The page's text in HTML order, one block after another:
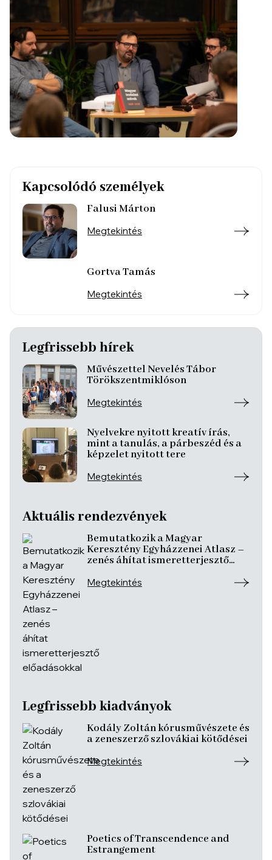
Kapcsolódó személyek
Falusi Márton
Megtekintés
Gortva Tamás
Megtekintés
Legfrissebb hírek
Művészettel Nevelés Tábor
Törökszentmiklóson
Megtekintés
Nyelvekre nyitott kreatív írás,
mint a tanulás, a párbeszéd és a
képzelet nyitott tere
Megtekintés
Aktuális rendezvények
Bemutatkozik a Magyar
Keresztény Egyházzenei Atlasz –
zenés áhítat ismeretterjesztő
Megtekintés
Legfrissebb kiadványok
Kodály Zoltán kórusművészete és
a zeneszerző szlovákiai kötődései
Megtekintés
Poetics of Transcendence and
Estrangement